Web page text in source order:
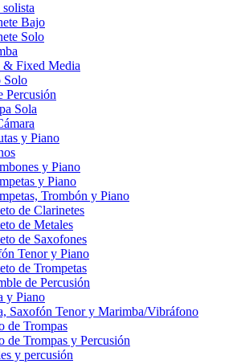
Bajo
Solo
& Fixed Media
Solo
Percusión
Sola
y Piano
y Piano
y Piano
Trombón y Piano
de Clarinetes
de Metales
de Saxofones
Tenor y Piano
de Trompetas
de Percusión
y Piano
Saxofón Tenor y Marimba/Vibráfono
de Trompas
de Trompas y Percusión
y percusión